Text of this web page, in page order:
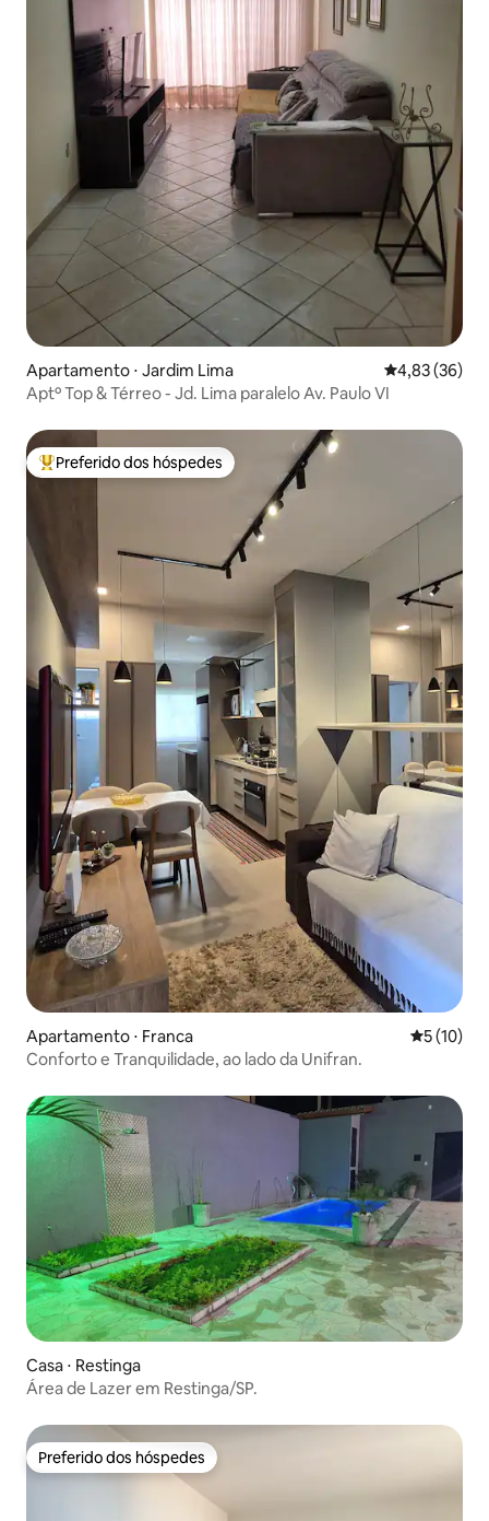
Apartamento ⋅ Jardim Lima 4,83 de uma
4,83 (36)
Aptº Top & Térreo - Jd. Lima paralelo Av. Paulo VI
Entre os melhores preferidos dos hóspedes
Preferido dos hóspedes
Apartamento ⋅ Franca 5 de uma
5 (10)
Conforto e Tranquilidade, ao lado da Unifran.
Casa ⋅ Restinga
Área de Lazer em Restinga/SP.
Preferido dos hóspedes
Preferido dos hóspedes